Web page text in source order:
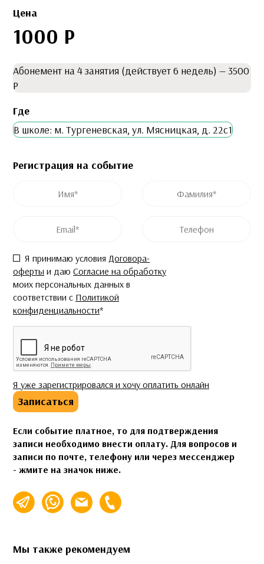
Цена
1000 Р
Абонемент на 4 занятия (действует 6 недель) — 3500
Р
Где
В школе: м. Тургеневская, ул. Мясницкая, д. 22с1
Регистрация на событие
Согласие*
Я принимаю условия Договора-
оферты и даю Согласие на обработку
моих персональных данных в
соответствии с Политикой
конфиденциальности*
Название события
Я уже зарегистрировался и хочу оплатить онлайн
Записаться
Если событие платное, то для подтверждения
записи необходимо внести оплату. Для вопросов и
записи по почте, телефону или через мессенджер
- жмите на значок ниже.
info@espalabra.ru
+7 (495) 920-32-76
Мы также рекомендуем